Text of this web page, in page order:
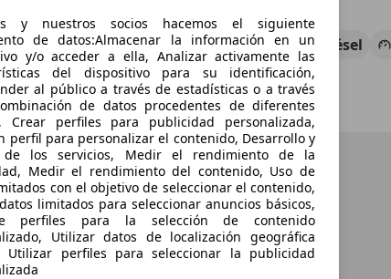
08/2016 179.000 km Diésel
y nuestros socios hacemos el siguiente
de datos:Almacenar la información en un
y/o acceder a ella, Analizar activamente las
del dispositivo para su identificación,
al público a través de estadísticas o a través
de datos procedentes de diferentes
Crear perfiles para publicidad personalizada,
perfil para personalizar el contenido, Desarrollo y
de los servicios, Medir el rendimiento de la
Medir el rendimiento del contenido, Uso de
con el objetivo de seleccionar el contenido,
limitados para seleccionar anuncios básicos,
perfiles para la selección de contenido
Utilizar datos de localización geográfica
Utilizar perfiles para seleccionar la publicidad